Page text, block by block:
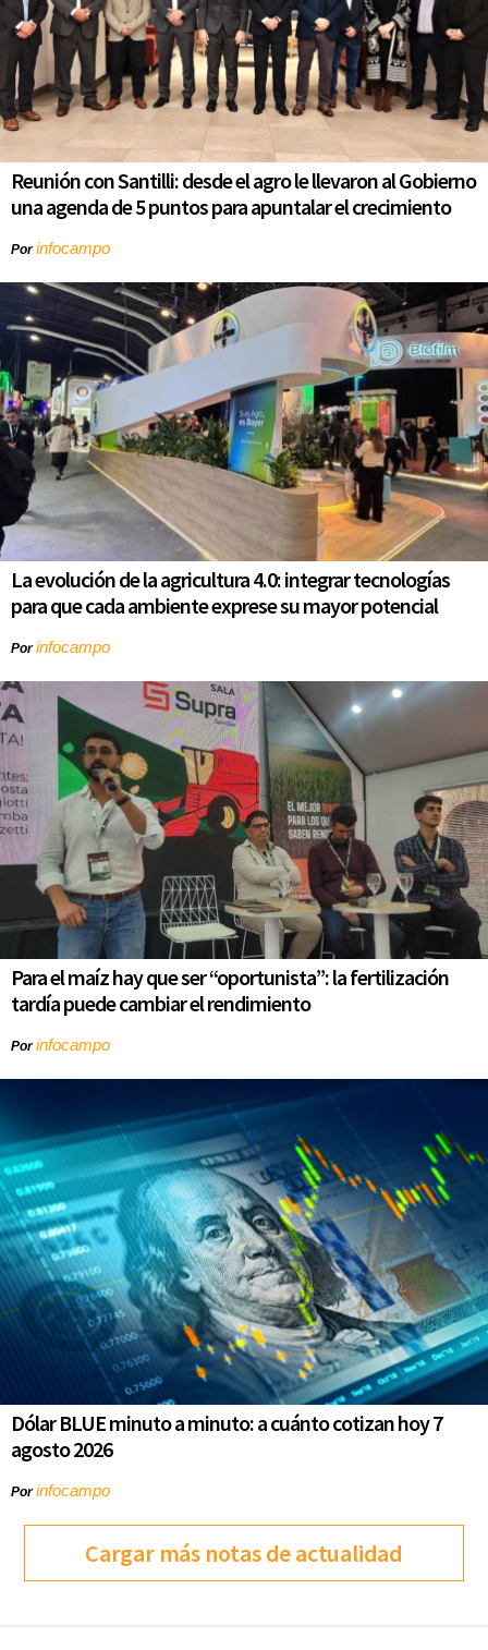
Reunión con Santilli: desde el agro le llevaron al Gobierno
una agenda de 5 puntos para apuntalar el crecimiento
Porinfocampo
La evolución de la agricultura 4.0: integrar tecnologías
para que cada ambiente exprese su mayor potencial
Porinfocampo
Para el maíz hay que ser “oportunista”: la fertilización
tardía puede cambiar el rendimiento
Porinfocampo
Dólar BLUE minuto a minuto: a cuánto cotizan hoy 7
agosto 2026
Porinfocampo
Cargar más notas de actualidad